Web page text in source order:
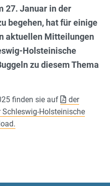
27. Januar in der
begehen, hat für einige
aktuellen Mitteilungen
Holsteinische
zu diesem Thema
finden sie auf
der
Holsteinische